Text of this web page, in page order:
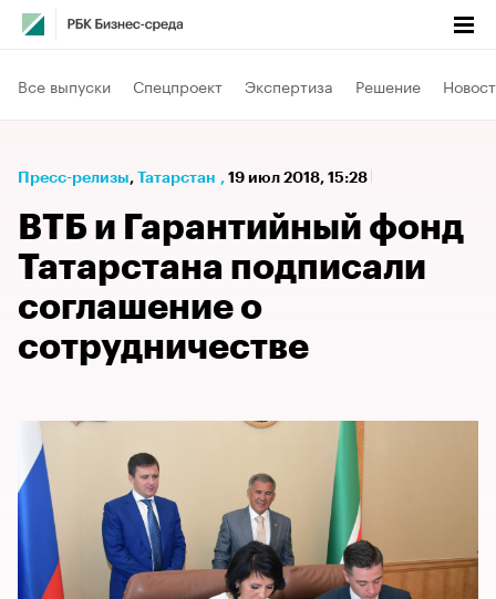
Все выпуски Спецпроект Экспертиза Решение
Пресс-релизы⁠, Татарстан , 19 июл 2018, 15:28
ВТБ и Гарантийный фонд
Татарстана подписали
соглашение о
сотрудничестве